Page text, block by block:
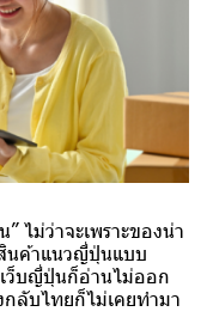
ไม่ว่าจะเพราะของน่า
นค้าแนวญี่ปุ่นแบบ
เว็บญี่ปุ่นก็อ่านไม่ออก
ลับไทยก็ไม่เคยทำมา